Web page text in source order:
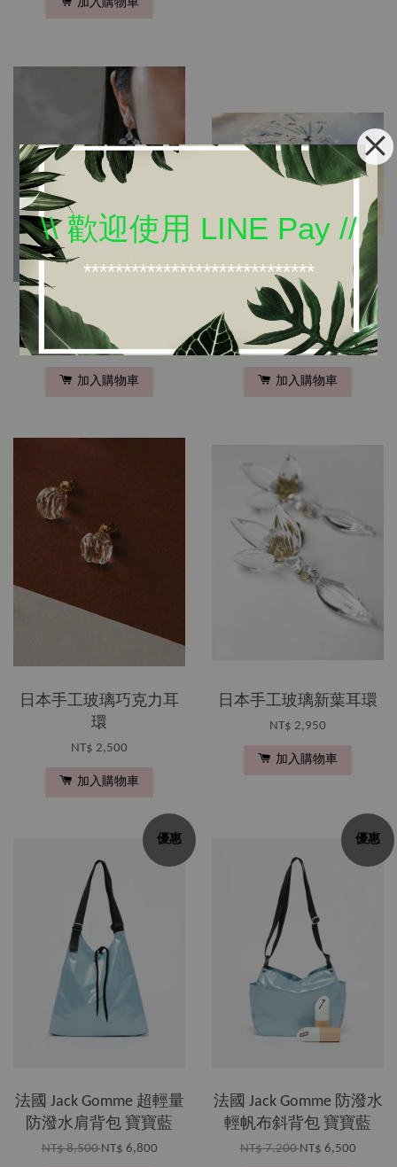
\\ 歡迎使用 LINE Pay //
*****************************
加入購物車
日本窗花磨砂玻璃耳環
NT$ 2,200
加入購物車
日本手工磨砂玻璃耳環
NT$ 1,800
加入購物車
日本手工玻璃巧克力耳
環
NT$ 2,500
加入購物車
日本手工玻璃新葉耳環
NT$ 2,950
加入購物車
優惠
法國 Jack Gomme 超輕量
防潑水肩背包 寶寶藍
NT$ 8,500NT$ 6,800
優惠
法國 Jack Gomme 防潑水
輕帆布斜背包 寶寶藍
NT$ 7,200NT$ 6,500